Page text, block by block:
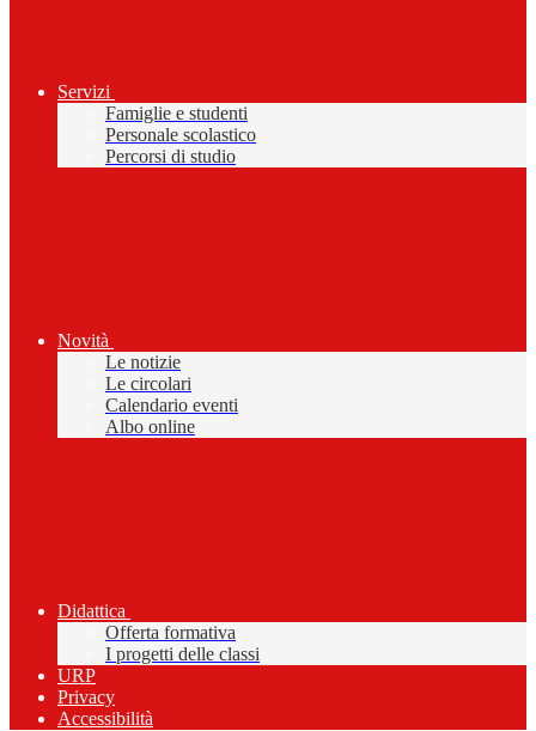
Servizi
Famiglie e studenti
Personale scolastico
Percorsi di studio
Novità
Le notizie
Le circolari
Calendario eventi
Albo online
Didattica
Offerta formativa
I progetti delle classi
URP
Privacy
Accessibilità